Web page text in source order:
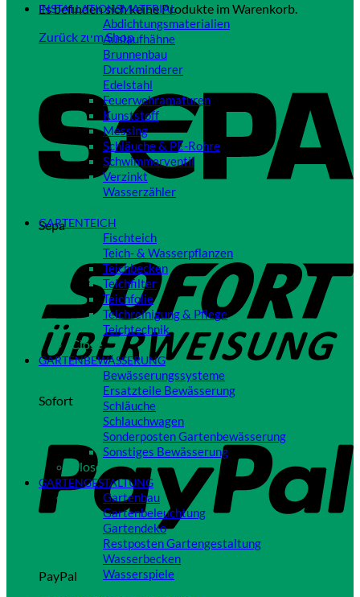
Es befinden sich keine Produkte im Warenkorb.
Zurück zum Shop
Sepa
Sofort
PayPal
INSTALLATIONSMATERIAL
Abdichtungsmaterialien
Auslaufhähne
Brunnenbau
Druckminderer
Edelstahl
Feuerwehramaturen
Kunststoff
Messing
Schläuche & PE-Rohre
Schwimmerventil
Verzinkt
Wasserzähler
GARTENTEICH
Fischteich
Teich- & Wasserpflanzen
Teichbecken
Teichfilter
Teichfolie
Teichreinigung & Pflege
Teichtechnik
Close
GARTENBEWÄSSERUNG
Bewässerungssysteme
Ersatzteile Bewässerung
Schläuche
Schlauchwagen
Sonderposten Gartenbewässerung
Sonstiges Bewässerung
Close
GARTENGESTALTUNG
Gartenbau
Gartenbeleuchtung
Gartendeko
Restposten Gartengestaltung
Wasserbecken
Wasserspiele